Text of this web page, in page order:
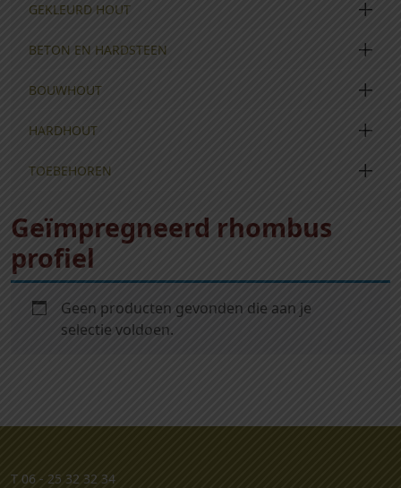
GEKLEURD HOUT
BETON EN HARDSTEEN
BOUWHOUT
HARDHOUT
TOEBEHOREN
Geïmpregneerd rhombus
profiel
Geen producten gevonden die aan je
selectie voldoen.
T 06 - 25 32 32 34